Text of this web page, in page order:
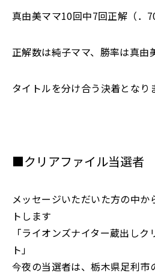
真由美ママ10回中7回正解（．
正解数は純子ママ、勝率は真由
タイトルを分け合う決着となり
■クリアファイル当選者
メッセージいただいた方の中
トします
「ライオンズナイター蔵出し
ト」
今夜の当選者は、栃木県足利市